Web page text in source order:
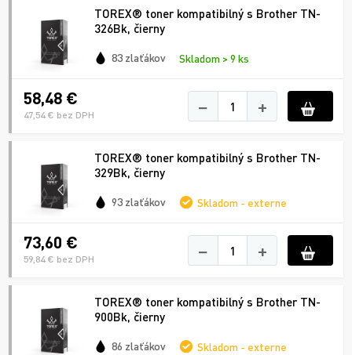
TOREX® toner kompatibilný s Brother TN-
326Bk, čierny
83 zlaťákov Skladom > 9 ks
58,48 €
47,54 € bez DPH − +
TOREX® toner kompatibilný s Brother TN-
329Bk, čierny
93 zlaťákov Skladom - externe
73,60 €
59,84 € bez DPH − +
TOREX® toner kompatibilný s Brother TN-
900Bk, čierny
86 zlaťákov Skladom - externe